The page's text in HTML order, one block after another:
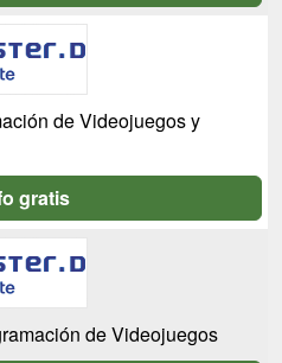
de Videojuegos y
gratis
de Videojuegos